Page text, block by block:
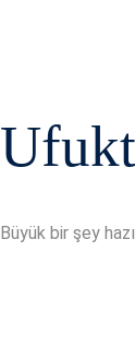
Büyük bir şey